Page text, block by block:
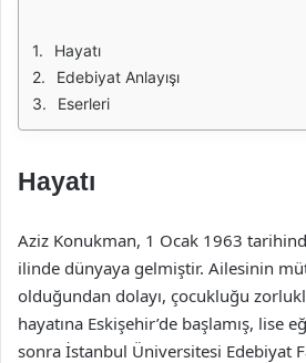
Hayatı
Edebiyat Anlayışı
Eserleri
Hayatı
Aziz Konukman, 1 Ocak 1963
ilinde dünyaya gelmiştir. Ailesinin
olduğundan dolayı, çocukluğu
hayatına Eskişehir’de başlamış, lise
sonra İstanbul Üniversitesi Edebiyat